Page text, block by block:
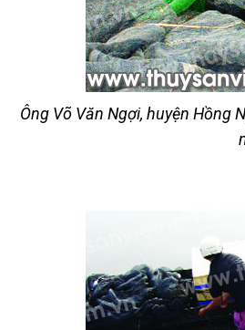
Ông Võ Văn Ngợi, huyện